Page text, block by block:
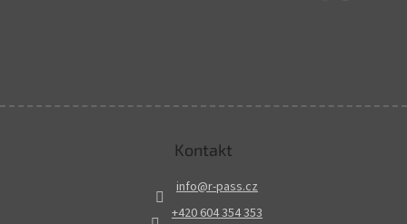
Kontakt
info@r-pass.cz
+420 604 354 353